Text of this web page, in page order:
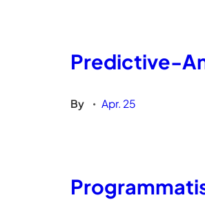
Predictive-
By • Apr. 25